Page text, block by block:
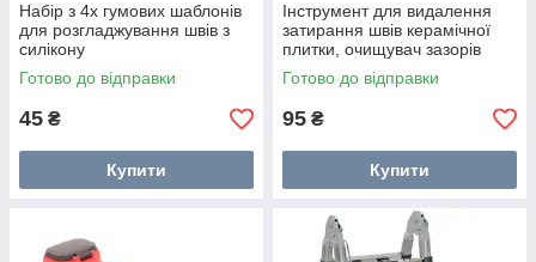
Набір з 4х гумових шаблонів
для розгладжування швів з
силікону
Готово до відправки
45 ₴
Купити
Інструмент для видалення
затирання швів керамічної
плитки, очищувач зазорів
Готово до відправки
95 ₴
Купити